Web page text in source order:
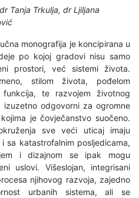
Tanja Trkulja, dr Ljiljana
monografija je koncipirana u
po kojoj gradovi nisu samo
prostori, već sistemi života.
stilom života, pođelom
te razvojem životnog
odgovorni za ogromne
je čovječanstvo suočeno.
sve veći uticaj imaju
sa katastrofalnim posljedicama,
i dizajnom se ipak mogu
uslovi. Višeslojan, integrisani
njihovog razvoja, zajedno
urbanih sistema, ali se